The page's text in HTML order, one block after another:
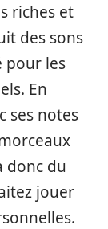
riches et
des sons
pour les
En
ses notes
donc du
jouer